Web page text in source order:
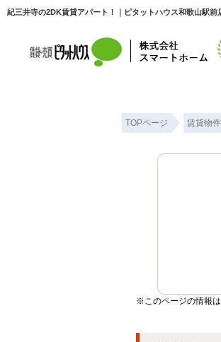
紀三井寺の2DK賃貸アパート！｜ピタットハウス和歌山駅
TOPページ 賃貸物
※このページの情報